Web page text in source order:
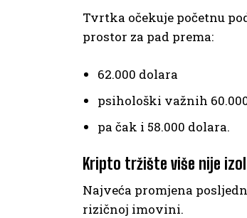
Tvrtka očekuje početnu
prostor za pad prema:
62.000 dolara
psihološki važnih
pa čak i 58.000 dolara.
Kripto tržište više nije
Najveća promjena
rizičnoj imovini.